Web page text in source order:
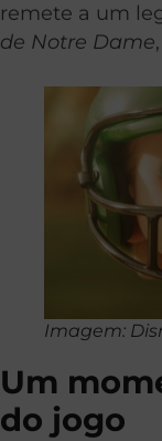
remete a um
de Notre Dame
Imagem:
Um
do jogo